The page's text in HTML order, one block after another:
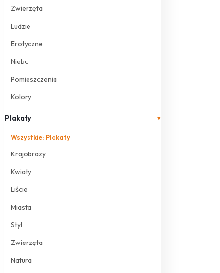
Zwierzęta
Ludzie
Erotyczne
Niebo
Pomieszczenia
Kolory
Plakaty ▾
Wszystkie: Plakaty
Krajobrazy
Kwiaty
Liście
Miasta
Styl
Zwierzęta
Natura